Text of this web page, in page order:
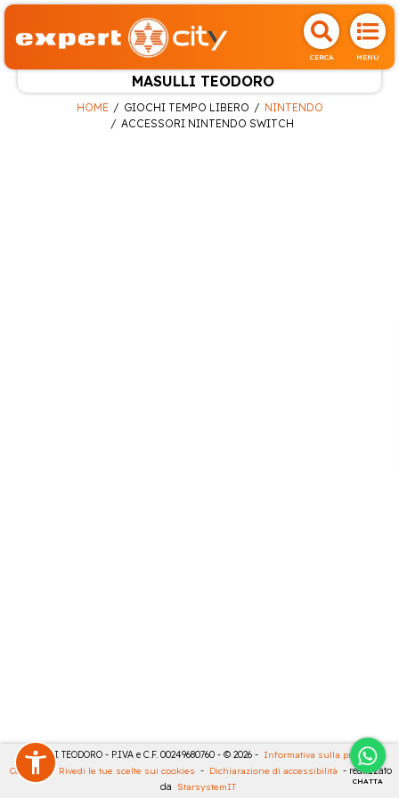
CERCA MENU
MASULLI TEODORO
CHATTA
HOME GIOCHI TEMPO LIBERO
NINTENDO
ACCESSORI NINTENDO SWITCH
MASULLI TEODORO - P.IVA e C.F. 00249680760 - © 2026 - Informativa sulla privacy -
Cookies
- Rivedi le tue scelte sui cookies - Dichiarazione di accessibilità - realizzato
da StarsystemIT